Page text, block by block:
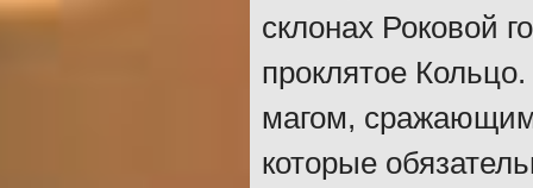
склонах Роковой
проклятое
магом,
которые